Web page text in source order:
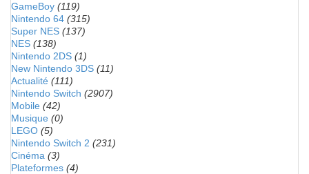
GameBoy (119)
Nintendo 64 (315)
Super NES (137)
NES (138)
Nintendo 2DS (1)
New Nintendo 3DS (11)
Actualité (111)
Nintendo Switch (2907)
Mobile (42)
Musique (0)
LEGO (5)
Nintendo Switch 2 (231)
Cinéma (3)
Plateformes (4)